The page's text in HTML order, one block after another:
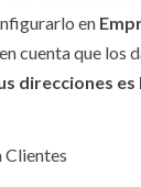
en
en cuenta que
direcciones es
Clientes